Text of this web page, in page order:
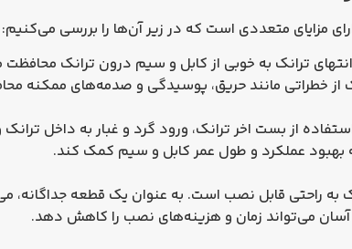
ترانک به خوبی از کابل و سیم درون ترانک محافظت
از خطراتی مانند حریق، پوسیدگی و صدمه‌های ممکنه
استفاده از بست اخر ترانک، ورود گرد و غبار به داخل
بهبود عملکرد و طول عمر کابل و سیم کمک کند.
راحتی قابل نصب است. به عنوان یک قطعه جداگانه،
می‌تواند زمان و هزینه‌های نصب را کاهش دهد.